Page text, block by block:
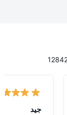
جيد